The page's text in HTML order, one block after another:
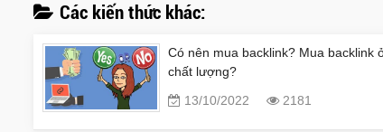
Các kiến thức khác:
Có nên mua backlink? Mua backlink
chất lượng?
13/10/2022
2181